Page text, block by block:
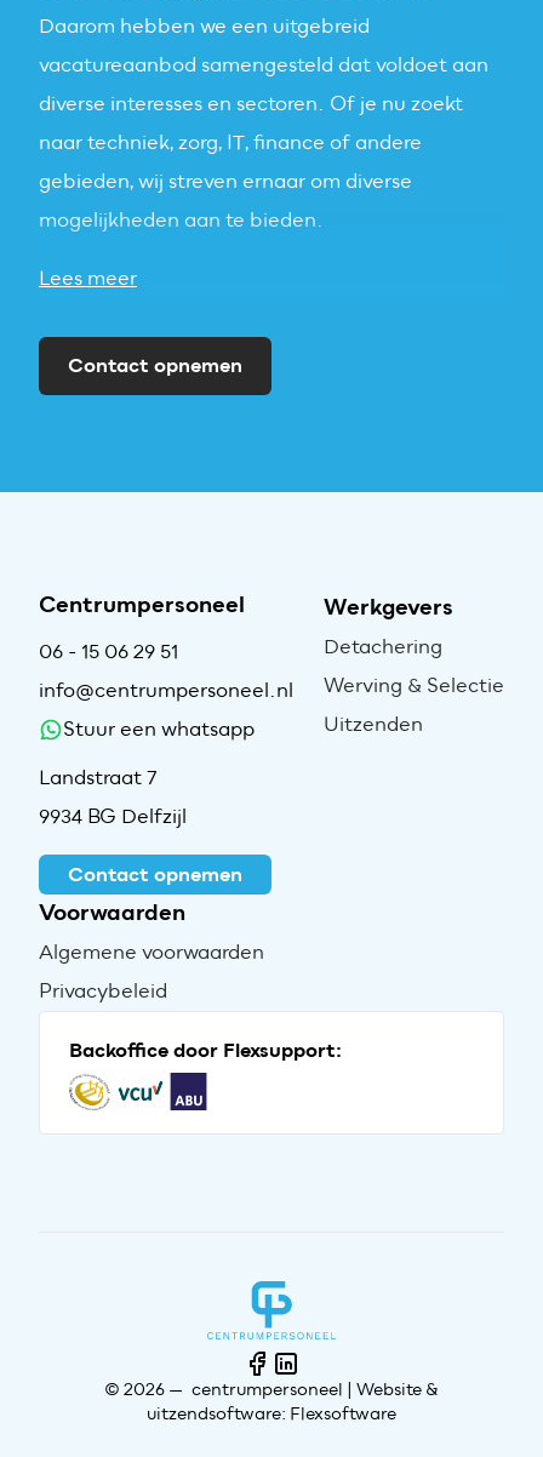
Daarom hebben we een uitgebreid
vacatureaanbod samengesteld dat voldoet aan
diverse interesses en sectoren. Of je nu zoekt
naar techniek, zorg, IT, finance of andere
gebieden, wij streven ernaar om diverse
mogelijkheden aan te bieden.
Lees meer
Contact opnemen
Centrumpersoneel
06 - 15 06 29 51
info@centrumpersoneel.nl
Stuur een whatsapp
Landstraat 7
9934 BG Delfzijl
Contact opnemen
Werkgevers
Detachering
Werving & Selectie
Uitzenden
Voorwaarden
Algemene voorwaarden
Privacybeleid
Backoffice door Flexsupport:
© 2026 — centrumpersoneel | Website &
uitzendsoftware: Flexsoftware